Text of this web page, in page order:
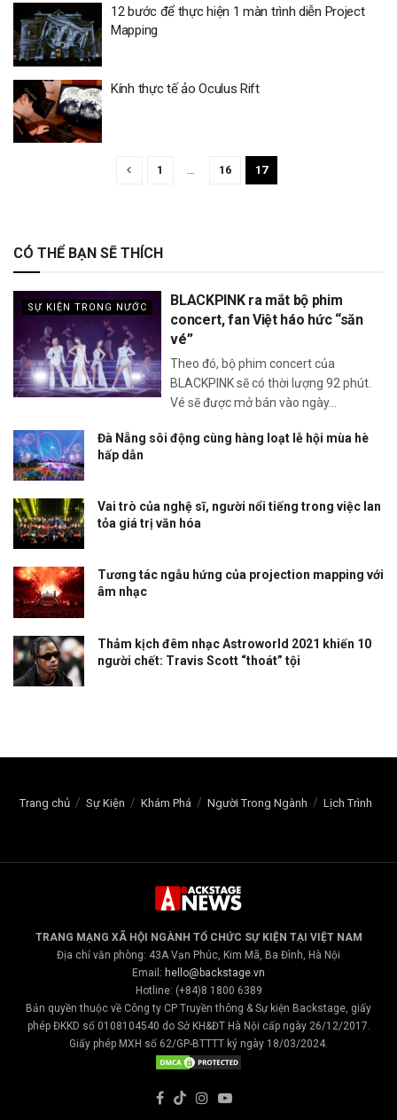
12 bước để thực hiện 1 màn trình diễn Project
Mapping
Kính thực tế ảo Oculus Rift
1 … 16 17
CÓ THỂ BẠN SẼ THÍCH
SỰ KIỆN TRONG NƯỚC
BLACKPINK ra mắt bộ phim
concert, fan Việt háo hức “săn
vé”
Theo đó, bộ phim concert của
BLACKPINK sẽ có thời lượng 92 phút.
Vé sẽ được mở bán vào ngày...
Đà Nẵng sôi động cùng hàng loạt lễ hội mùa hè
hấp dẫn
Vai trò của nghệ sĩ, người nổi tiếng trong việc lan
tỏa giá trị văn hóa
Tương tác ngẫu hứng của projection mapping với
âm nhạc
Thảm kịch đêm nhạc Astroworld 2021 khiến 10
người chết: Travis Scott “thoát” tội
Trang chủ Sự Kiện Khám Phá Người Trong Ngành Lịch Trình
TRANG MẠNG XÃ HỘI NGÀNH TỔ CHỨC SỰ KIỆN TẠI VIỆT NAM
Địa chỉ văn phòng: 43A Vạn Phúc, Kim Mã, Ba Đình, Hà Nội
Email: hello@backstage.vn
Hotline: (+84)8 1800 6389
Bản quyền thuộc về Công ty CP Truyền thông & Sự kiện Backstage, giấy
phép ĐKKD số 0108104540 do Sở KH&ĐT Hà Nội cấp ngày 26/12/2017.
Giấy phép MXH số 62/GP-BTTTT ký ngày 18/03/2024.